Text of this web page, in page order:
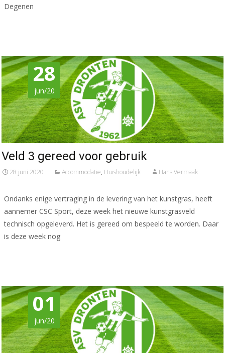
Degenen
28
jun/20
Veld 3 gereed voor gebruik
28 juni 2020 Accommodatie, Huishoudelijk Hans Vermaak
Ondanks enige vertraging in de levering van het kunstgras, heeft
aannemer CSC Sport, deze week het nieuwe kunstgrasveld
technisch opgeleverd. Het is gereed om bespeeld te worden. Daar
is deze week nog
01
jun/20